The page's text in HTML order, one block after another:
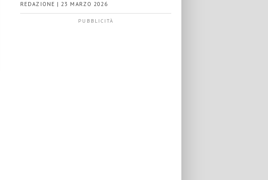
REDAZIONE | 23 MARZO 2026